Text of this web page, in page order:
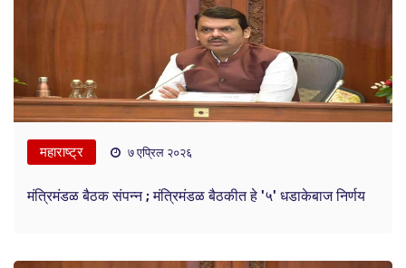
महाराष्ट्र ७ एप्रिल २०२६
मंत्रिमंडळ बैठक संपन्न ; मंत्रिमंडळ बैठकीत हे '५' धडाकेबाज निर्णय